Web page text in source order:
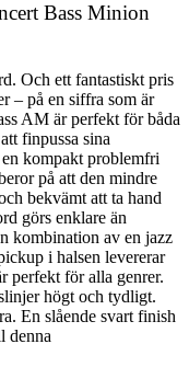
Bass Minion
Och ett fantastiskt pris
– på en siffra som är
AM är perfekt för båda
finpussa sina
kompakt problemfri
på att den mindre
bekvämt att ta hand
görs enklare än
kombination av en jazz
i halsen levererar
perfekt för alla genrer.
högt och tydligt.
En slående svart finish
denna